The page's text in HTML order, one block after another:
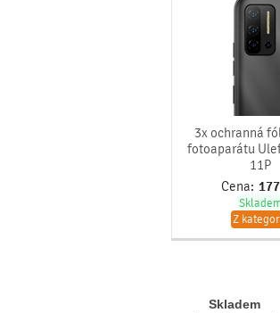
3x ochranná
fotoaparátu
11P
Cena: 177
Z
Skladem